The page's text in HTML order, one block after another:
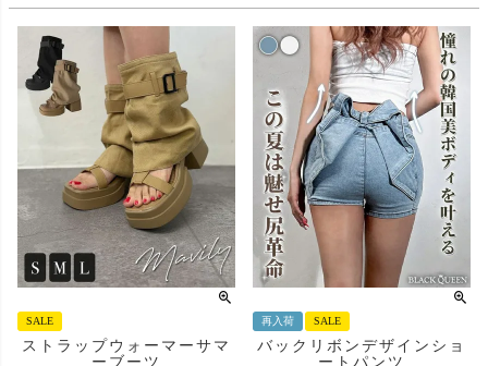
SALE
ストラップウォーマーサマ
再入荷 SALE
バックリボンデザインショ